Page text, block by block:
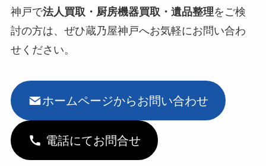
神戸で法人買取・厨房機器買取・遺品整理をご検
討の方は、ぜひ蔵乃屋神戸へお気軽にお問い合わ
せください。
ホームページからお問い合わせ
電話にてお問合せ